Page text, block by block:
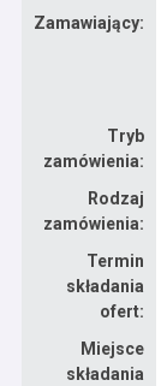
Zamawiający:
Tryb
zamówienia:
Rodzaj
zamówienia:
Termin
składania
ofert:
Miejsce
składania